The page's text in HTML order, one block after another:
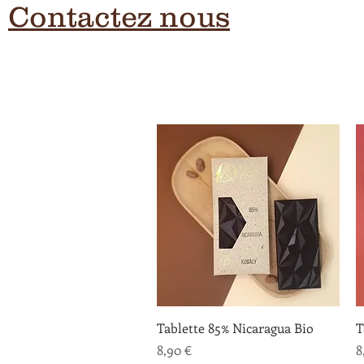
Contactez nous
Aperçu rapide
Tablette 85% Nicaragua Bio
Prix
8,90 €